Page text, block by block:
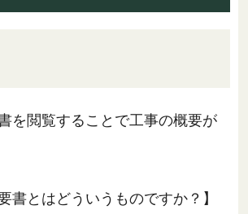
を閲覧することで工事の概要が
書とはどういうものですか？】